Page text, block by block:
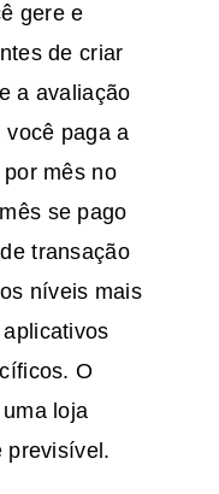
gere e
de criar
a avaliação
você paga a
mês no
se pago
transação
níveis mais
O
loja
previsível.